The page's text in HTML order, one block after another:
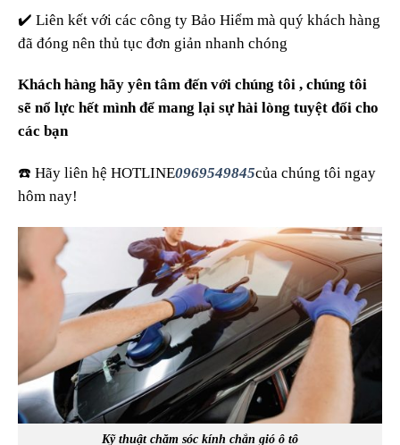
✔️ Liên kết với các công ty Bảo Hiểm mà quý khách hàng
đã đóng nên thủ tục đơn giản nhanh chóng
Khách hàng hãy yên tâm đến với chúng tôi , chúng tôi
sẽ nổ lực hết mình để mang lại sự hài lòng tuyệt đối cho
các bạn
☎️ Hãy liên hệ HOTLINE0969549845của chúng tôi ngay
hôm nay!
Kỹ thuật chăm sóc kính chắn gió ô tô